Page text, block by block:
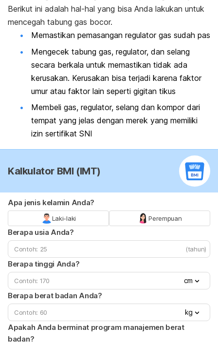
Berikut ini adalah hal-hal yang bisa Anda lakukan untuk
mencegah tabung gas bocor.
Memastikan pemasangan regulator gas sudah pas
Mengecek tabung gas, regulator, dan selang
secara berkala untuk memastikan tidak ada
kerusakan. Kerusakan bisa terjadi karena faktor
umur atau faktor lain seperti gigitan tikus
Membeli gas, regulator, selang dan kompor dari
tempat yang jelas dengan merek yang memiliki
izin sertifikat SNI
Kalkulator BMI (IMT)
Apa jenis kelamin Anda?
Laki-laki Perempuan
Berapa usia Anda?
(tahun)
Berapa tinggi Anda?
cm
Berapa berat badan Anda?
kg
Apakah Anda berminat program manajemen berat
badan?